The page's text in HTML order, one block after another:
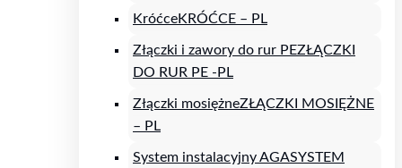
KróćceKRÓĆCE – PL
Złączki i zawory do rur PEZŁĄCZKI
DO RUR PE -PL
Złączki mosiężneZŁĄCZKI MOSIĘŻNE
– PL
System instalacyjny AGASYSTEM